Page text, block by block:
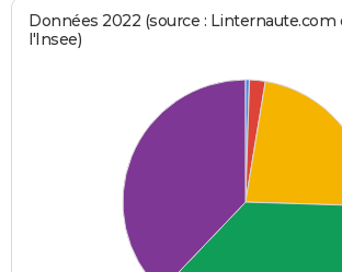
Données 2022 (source : Linternaute.com
l'Insee)